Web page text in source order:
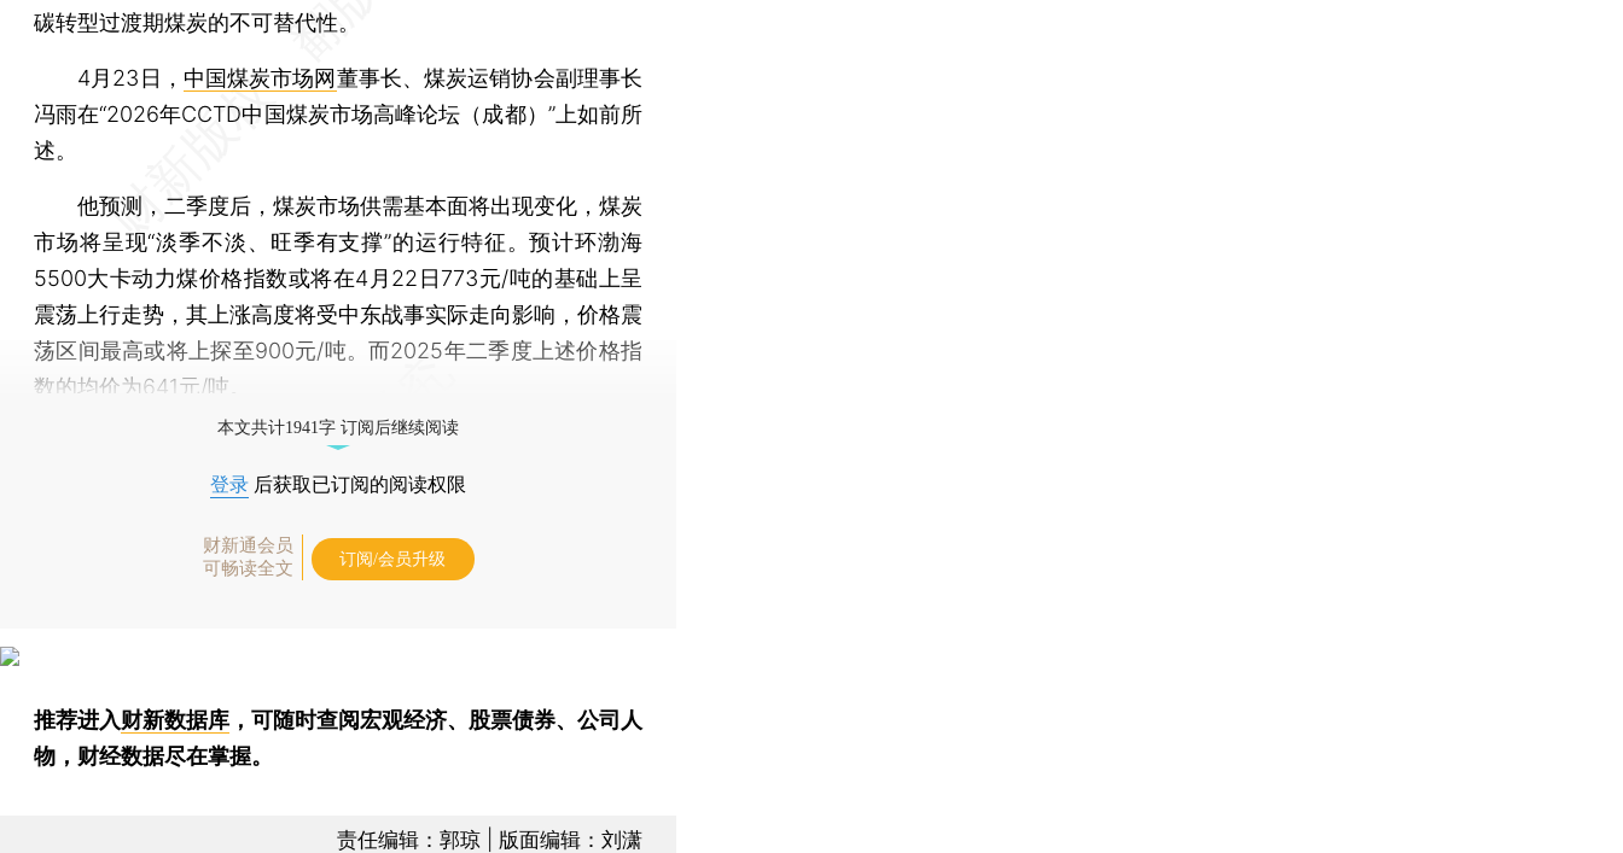
碳转型过渡期煤炭的不可替代性。
4月23日， 中国煤炭市场网董事长、煤炭运销协会副理事长
冯雨在“2026年CCTD中国煤炭市场高峰论坛（成都）”上如前所
述。
他预测，二季度后，煤炭市场供需基本面将出现变化，煤炭
市场将呈现“淡季不淡、旺季有支撑”的运行特征。预计环渤海
5500大卡动力煤价格指数或将在4月22日773元/吨的基础上呈
震荡上行走势，其上涨高度将受中东战事实际走向影响，价格震
荡区间最高或将上探至900元/吨。而2025年二季度上述价格指
数的均价为641元/吨。
本文共计1941字 订阅后继续阅读
登录 后获取已订阅的阅读权限
财新通会员
可畅读全文
订阅/会员升级
推荐进入财新数据库 ，可随时查阅宏观经济、股票债券、公司人
物，财经数据尽在掌握。
责任编辑：郭琼 | 版面编辑：刘潇